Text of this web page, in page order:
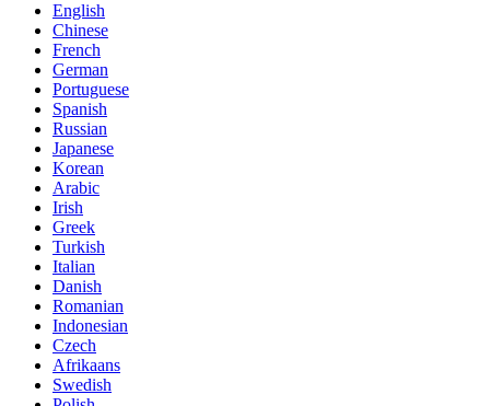
English
Chinese
French
German
Portuguese
Spanish
Russian
Japanese
Korean
Arabic
Irish
Greek
Turkish
Italian
Danish
Romanian
Indonesian
Czech
Afrikaans
Swedish